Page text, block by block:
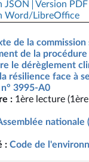
JSON
Version PDF
Word/LibreOffice
de la
de la
le dérèglement
résilience face à
3995-A0
: 1ère lecture
nationale
: Code de